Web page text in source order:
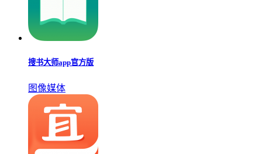
搜书大师app官方版
图像媒体